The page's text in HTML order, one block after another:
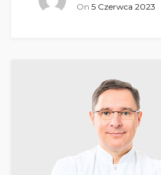
On 5 Czerwca 2023